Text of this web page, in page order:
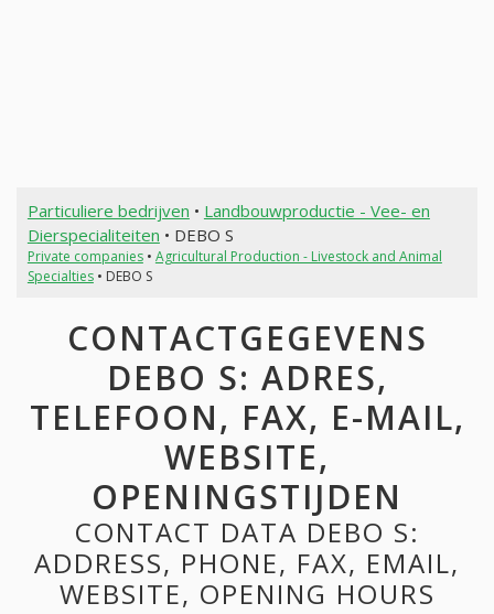
Particuliere bedrijven • Landbouwproductie - Vee- en
Dierspecialiteiten • DEBO S
Private companies• Agricultural Production - Livestock and Animal
Specialties• DEBO S
CONTACTGEGEVENS
DEBO S: ADRES,
TELEFOON, FAX, E-MAIL,
WEBSITE,
OPENINGSTIJDEN
CONTACT DATA DEBO S:
ADDRESS, PHONE, FAX, EMAIL,
WEBSITE, OPENING HOURS